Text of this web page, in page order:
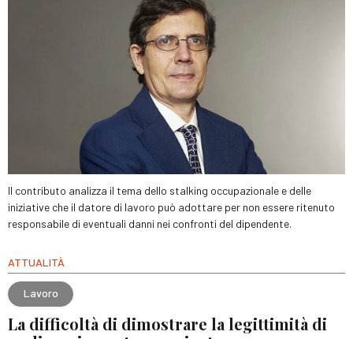
Il contributo analizza il tema dello stalking occupazionale e delle
iniziative che il datore di lavoro può adottare per non essere ritenuto
responsabile di eventuali danni nei confronti del dipendente.
ATTUALITÀ
Lavoro
La difficoltà di dimostrare la legittimità di